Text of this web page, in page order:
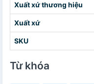
Xuất xứ thương hiệu
Xuất xứ
SKU
Từ khóa